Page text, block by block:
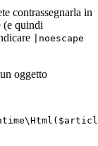
contrassegnarla in
(e quindi
|noescape
oggetto